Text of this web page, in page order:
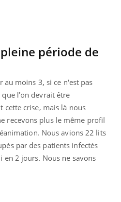
période de
au moins 3, si ce n'est pas
que l'on devrait être
cette crise, mais là nous
recevons plus le même profil
Nous avions 22 lits
par des patients infectés
en 2 jours. Nous ne savons
États-Unis ?